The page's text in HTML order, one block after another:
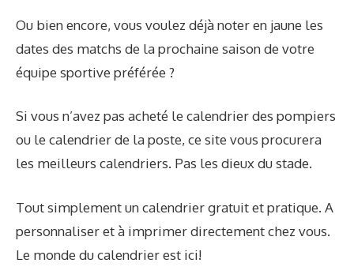
Ou bien encore, vous voulez déjà noter en jaune les
dates des matchs de la prochaine saison de votre
équipe sportive préférée ?
Si vous n’avez pas acheté le calendrier des pompiers
ou le calendrier de la poste, ce site vous procurera
les meilleurs calendriers. Pas les dieux du stade.
Tout simplement un calendrier gratuit et pratique. A
personnaliser et à imprimer directement chez vous.
Le monde du calendrier est ici!